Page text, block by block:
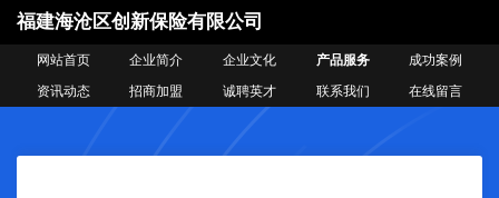
福建海沧区创新保险有限公司
网站首页 企业简介 企业文化 产品服务
成功案例
资讯动态
招商加盟 诚聘英才 联系我们 在线留言